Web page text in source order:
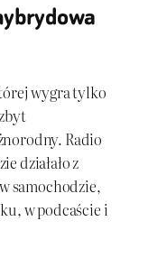
wygra tylko
Radio
działało z
samochodzie,
w podcaście i